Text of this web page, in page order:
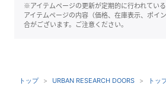
※アイテムページの更新が定期的に行われてい
アイテムページの内容（価格、在庫表示、ポイ
合がございます。ご注意ください。
トップ URBAN RESEARCH DOORS
トッ